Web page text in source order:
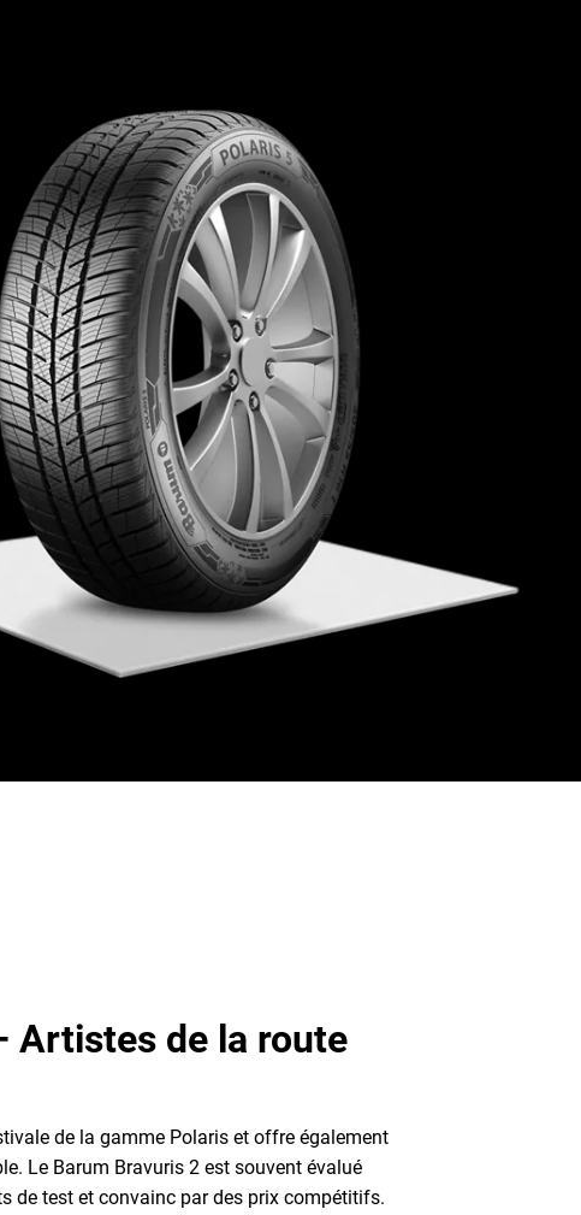
Artistes de la route
de la gamme Polaris et offre également
Le Barum Bravuris 2 est souvent évalué
de test et convainc par des prix compétitifs.